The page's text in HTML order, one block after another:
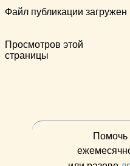
Файл публикации загружен
Просмотров этой
страницы
Помочь